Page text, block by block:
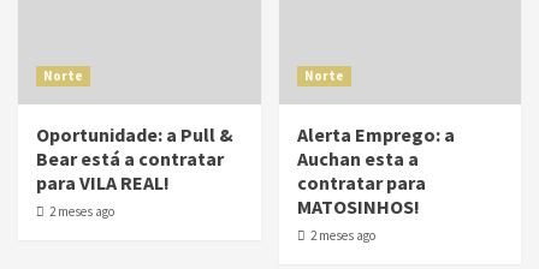
Norte
Oportunidade: a Pull &
Bear está a contratar
para VILA REAL!
2 meses ago
Norte
Alerta Emprego: a
Auchan esta a
contratar para
MATOSINHOS!
2 meses ago